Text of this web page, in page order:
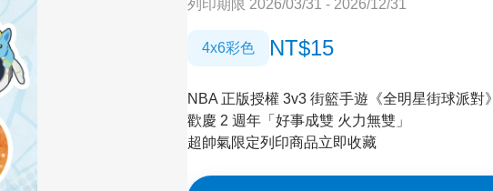
列印期限 2026/03/31 - 2026/12/31
4x6彩色 NT$15
NBA 正版授權 3v3 街籃手遊《全明星街球派對》
歡慶 2 週年「好事成雙 火力無雙」
超帥氣限定列印商品立即收藏